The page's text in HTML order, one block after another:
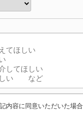
内容に同意いただいた場